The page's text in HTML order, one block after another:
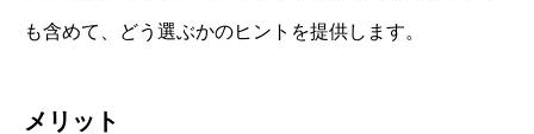
も含めて、どう選ぶかのヒントを提供します。
メリット